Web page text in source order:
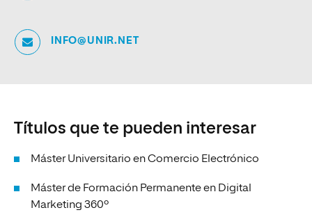
INFO@UNIR.NET
Títulos que te pueden interesar
Máster Universitario en Comercio Electrónico
Máster de Formación Permanente en Digital
Marketing 360º